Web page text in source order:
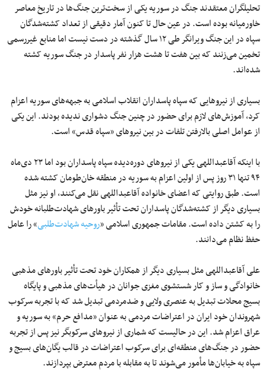
تحلیلگران معتقدند جنگ در سوریه یکی از سخت‌ترین جنگ‌ها در تاریخ معاصر
خاورمیانه بوده است. در عین حال تا کنون آمار دقیقی از تعداد کشته‌شدگان
سپاه در این جنگ ویرانگر طی ۱۲ سال گذشته در دست نیست اما منابع غیررسمی
تخمین می‌زنند که بین هفت تا هشت هزار نفر پاسدار در جنگ سوریه کشته
شده‌اند.
بسیاری از نیروهایی که سپاه پاسداران انقلاب اسلامی به جبهه‌‌های سوریه اعزام
کرد، آموزش‌های لازم برای حضور در چنین جنگ دشواری ندیده بودند. این یکی
از عوامل اصلی بالارفتن تلفات در بین نیروهای «سپاه قدس» است.
‌با اینکه آقاعبداللهی یکی از نیروهای دوره‌دیده سپاه پاسداران بود اما ۲۳ دی‌ماه
۹۴ تنها ۳۱ روز پس از اولین اعزام به سوریه در منطقه خان‌‌طومان کشته شده
است. طبق روایتی که اعضای خانواده آقاعبداللهی نقل می‌کنند، او نیز مثل
بسیاری دیگر از کشته‌شدگان پاسداران تحت تأثیر باورهای شهادت‌طلبانه خودش
را به کشتن داده است. مقامات جمهوری اسلامی «روحیه شهادت‌طلبی» را عامل
حفظ نظام می‌دانند.
علی آقاعبداللهی مثل بسیاری دیگر از همکاران خود تحت تأثیر باورهای مذهبی
خانوادگی و ساز و کار شستشوی مغزی جوانان در هیأت‌های مذهبی و پایگاه
بسیج محلات تبدیل به عنصری ولایی و ضدمردمی تبدیل شد که با تجربه سرکوب
شهروندان خود ایران در اعتراضات مردمی به عنوان «مدافع حرم» به سوریه و
عراق اعزام شد. این در حالیست که شماری از نیروهای سرکوبگر نیز پس از تجربه
حضور در جنگ‌های منطقه‌ای برای سرکوب اعتراضات در قالب یگان‌های بسیج و
سپاه به خیابان‌ها مأمور می‌شوند تا به مقابله با مردم معترض بپردازند.